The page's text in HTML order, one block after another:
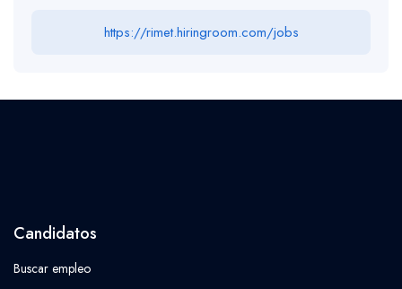
https://rimet.hiringroom.com/jobs
Candidatos
Buscar empleo